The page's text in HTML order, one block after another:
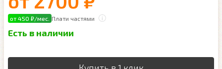
от 450 ₽/мес. Плати частями
Есть в наличии